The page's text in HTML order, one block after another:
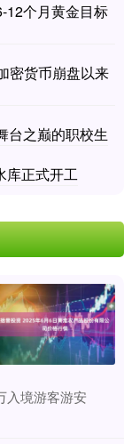
12个月黄金目标
密货币崩盘以来
台之巅的职校生
库正式开工
入境游客游安